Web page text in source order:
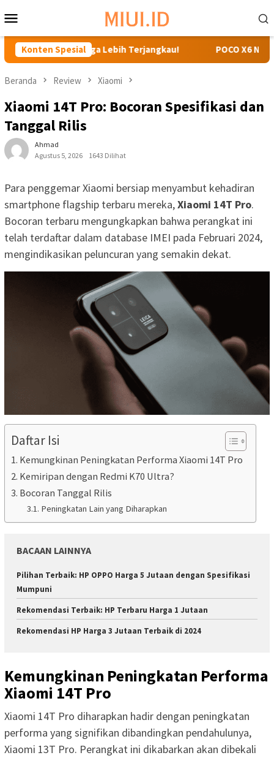
ke
kontenMobile
Konten Spesial
iPhone 15, Harga Lebih Terjangkau! POCO X6 Neo:
Beranda Review Xiaomi
Xiaomi 14T Pro: Bocoran Spesifikasi dan
Tanggal Rilis
Ahmad
Agustus 5, 2026
1643 Dilihat
Para penggemar Xiaomi bersiap menyambut kehadiran
smartphone flagship terbaru mereka,Xiaomi 14T Pro.
Bocoran terbaru mengungkapkan bahwa perangkat ini
telah terdaftar dalam database IMEI pada Februari 2024,
mengindikasikan peluncuran yang semakin dekat.
Daftar Isi
Kemungkinan Peningkatan Performa Xiaomi 14T Pro
Kemiripan dengan Redmi K70 Ultra?
Bocoran Tanggal Rilis
Peningkatan Lain yang Diharapkan
BACAAN LAINNYA
Pilihan Terbaik: HP OPPO Harga 5 Jutaan dengan Spesifikasi
Mumpuni
Rekomendasi Terbaik: HP Terbaru Harga 1 Jutaan
Rekomendasi HP Harga 3 Jutaan Terbaik di 2024
Kemungkinan Peningkatan Performa
Xiaomi 14T Pro
Xiaomi 14T Pro diharapkan hadir dengan peningkatan
performa yang signifikan dibandingkan pendahulunya,
Xiaomi 13T Pro. Perangkat ini dikabarkan akan dibekali